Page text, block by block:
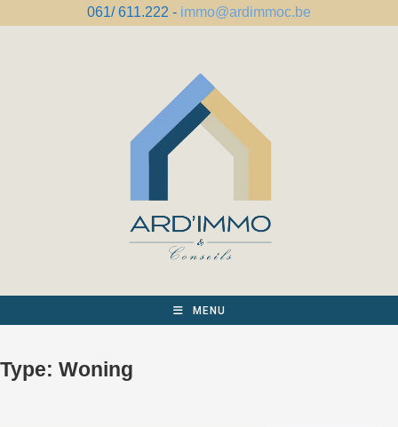
061/ 611.222 - immo@ardimmoc.be
MENU
Type: Woning